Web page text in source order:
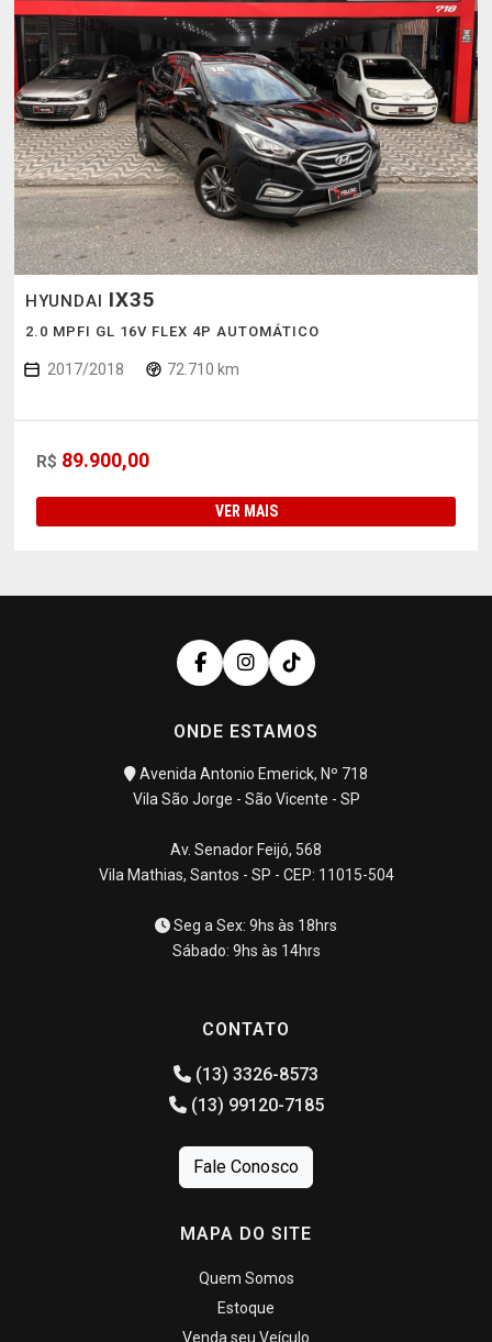
HYUNDAI IX35
2.0 MPFI GL 16V FLEX 4P AUTOMÁTICO
2017/2018 72.710 km
R$ 89.900,00
VER MAIS
ONDE ESTAMOS
Avenida Antonio Emerick, Nº 718
Vila São Jorge - São Vicente - SP
Av. Senador Feijó, 568
Vila Mathias, Santos - SP - CEP: 11015-504
Seg a Sex: 9hs às 18hrs
Sábado: 9hs às 14hrs
CONTATO
(13) 3326-8573
(13) 99120-7185
Fale Conosco
MAPA DO SITE
Quem Somos
Estoque
Venda seu Veículo